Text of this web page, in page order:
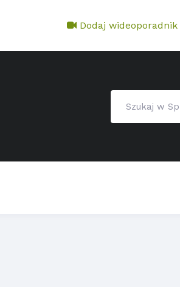
Dodaj wideoporadnik